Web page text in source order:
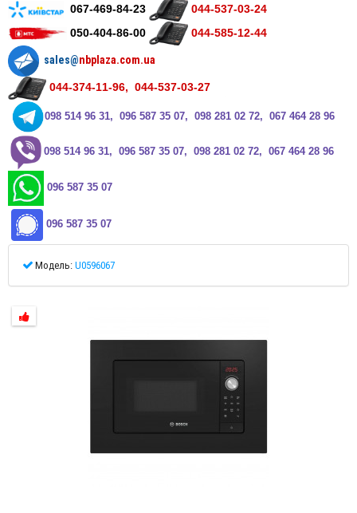
067-469-84-23
044-537-03-24
050-404-86-00
044-585-12-44
sales@nbplaza.com.ua
044-374-11-96, 044-537-03-27
098 514 96 31, 096 587 35 07, 098 281 02 72, 067 464 28 96
098 514 96 31, 096 587 35 07, 098 281 02 72, 067 464 28 96
096 587 35 07
096 587 35 07
Модель: U0596067